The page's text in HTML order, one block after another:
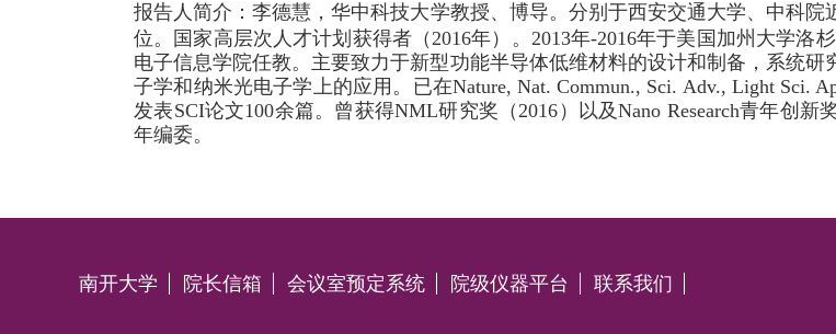
报告人简介：李德慧，华中科技大学教授、博导。分别于西安交通大学、中科
位。国家高层次人才计划获得者（2016年）。2013年-2016年于美国加州大学洛
电子信息学院任教。主要致力于新型功能半导体低维材料的设计和制备，系统
子学和纳米光电子学上的应用。已在Nature, Nat. Commun., Sci. Adv., Light Sci.
发表SCI论文100余篇。曾获得NML研究奖（2016）以及Nano Research青年创新
年编委。
南开大学 院长信箱 会议室预定系统 院级仪器平台 联系我们